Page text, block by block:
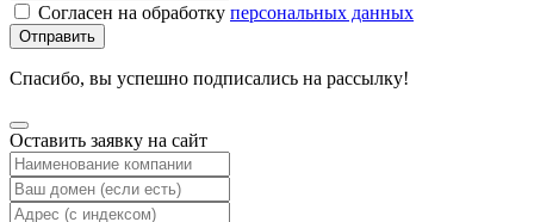
Согласен на обработку персональных данных
Отправить
Спасибо, вы успешно подписались на рассылку!
Оставить заявку на сайт